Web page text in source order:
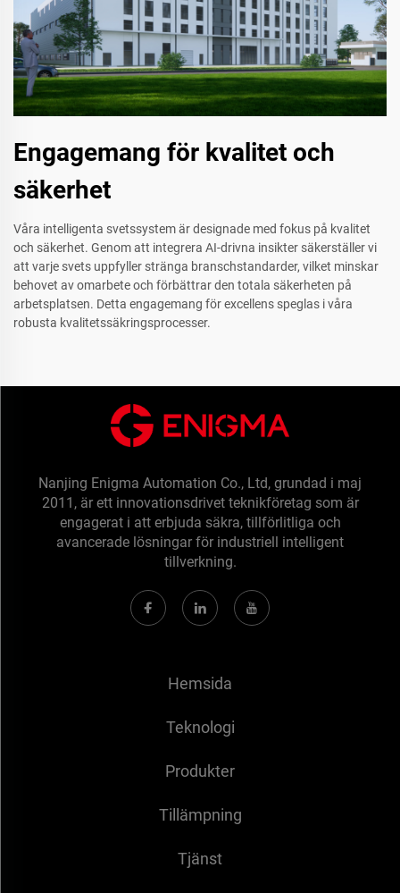
Engagemang för kvalitet och
säkerhet
Våra intelligenta svetssystem är designade med fokus på kvalitet
och säkerhet. Genom att integrera AI-drivna insikter säkerställer vi
att varje svets uppfyller stränga branschstandarder, vilket minskar
behovet av omarbete och förbättrar den totala säkerheten på
arbetsplatsen. Detta engagemang för excellens speglas i våra
robusta kvalitetssäkringsprocesser.
Nanjing Enigma Automation Co., Ltd, grundad i maj
2011, är ett innovationsdrivet teknikföretag som är
engagerat i att erbjuda säkra, tillförlitliga och
avancerade lösningar för industriell intelligent
tillverkning.
Hemsida
Teknologi
Produkter
Tillämpning
Tjänst